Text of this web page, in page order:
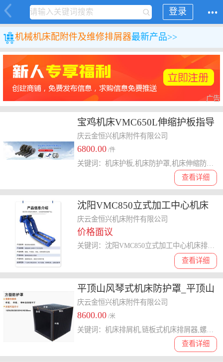
登录
机械机床配附件及维修排屑器最新产品>>
广告
宝鸡机床VMC650L伸缩护板指导
报价
庆云金恒兴机床附件有限公司
6800.00 /件
查看详细
沈阳VMC850立式加工中心机床
排屑机
庆云金恒兴机床附件有限公司
价格面议
查看详细
平顶山风琴式机床防护罩_平顶山
风琴式机床防护罩价格_平顶山风
琴式机床防护罩厂家【金恒兴机
床】
庆云金恒兴机床附件有限公司
8600.00 /米
查看详细